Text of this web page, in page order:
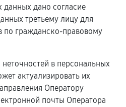
дано согласие
третьему лицу для
по гражданско-правовому
в персональных
актуализировать их
Оператору
почты Оператора